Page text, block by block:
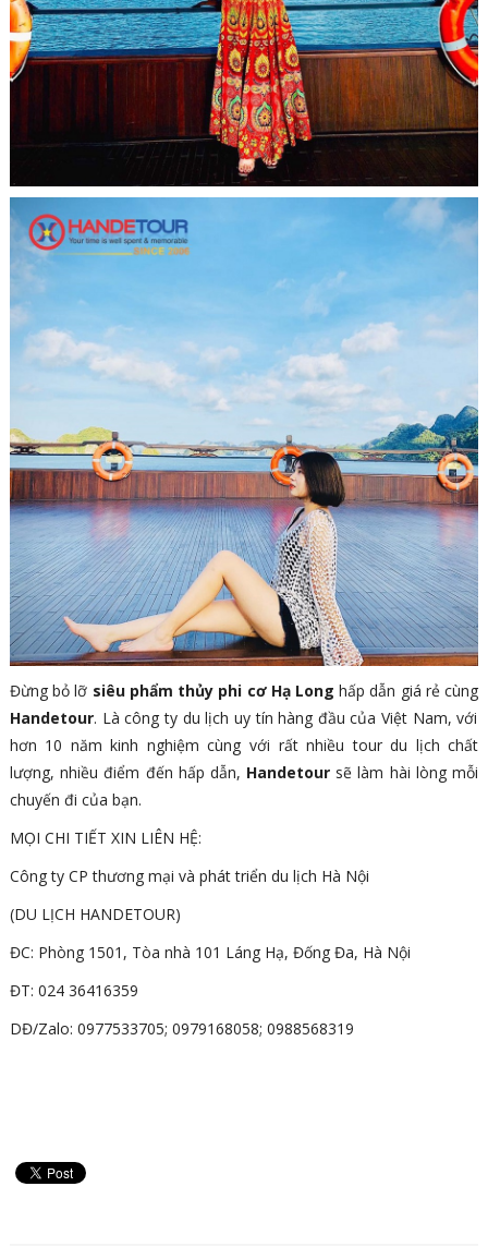
Đừng bỏ lỡ siêu phẩm thủy phi cơ Hạ Longhấp dẫn giá rẻ cùng
Handetour. Là công ty du lịch uy tín hàng đầu của Việt Nam, với
hơn 10 năm kinh nghiệm cùng với rất nhiều tour du lịch chất
lượng, nhiều điểm đến hấp dẫn, Handetour sẽ làm hài lòng mỗi
chuyến đi của bạn.
MỌI CHI TIẾT XIN LIÊN HỆ:
Công ty CP thương mại và phát triển du lịch Hà Nội
(DU LỊCH HANDETOUR)
ĐC: Phòng 1501, Tòa nhà 101 Láng Hạ, Đống Đa, Hà Nội
ĐT: 024 36416359
DĐ/Zalo: 0977533705; 0979168058; 0988568319